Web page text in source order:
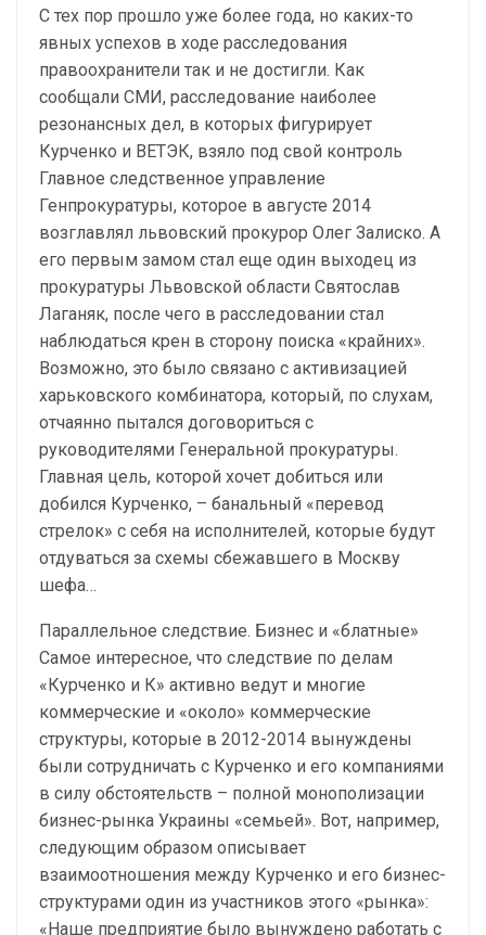
С тех пор прошло уже более года, но каких-то
явных успехов в ходе расследования
правоохранители так и не достигли. Как
сообщали СМИ, расследование наиболее
резонансных дел, в которых фигурирует
Курченко и ВЕТЭК, взяло под свой контроль
Главное следственное управление
Генпрокуратуры, которое в августе 2014
возглавлял львовский прокурор Олег Залиско. А
его первым замом стал еще один выходец из
прокуратуры Львовской области Святослав
Лаганяк, после чего в расследовании стал
наблюдаться крен в сторону поиска «крайних».
Возможно, это было связано с активизацией
харьковского комбинатора, который, по слухам,
отчаянно пытался договориться с
руководителями Генеральной прокуратуры.
Главная цель, которой хочет добиться или
добился Курченко, – банальный «перевод
стрелок» с себя на исполнителей, которые будут
отдуваться за схемы сбежавшего в Москву
шефа…
Параллельное следствие. Бизнес и «блатные»
Самое интересное, что следствие по делам
«Курченко и К» активно ведут и многие
коммерческие и «около» коммерческие
структуры, которые в 2012-2014 вынуждены
были сотрудничать с Курченко и его компаниями
в силу обстоятельств – полной монополизации
бизнес-рынка Украины «семьей». Вот, например,
следующим образом описывает
взаимоотношения между Курченко и его бизнес-
структурами один из участников этого «рынка»:
«Наше предприятие было вынуждено работать с